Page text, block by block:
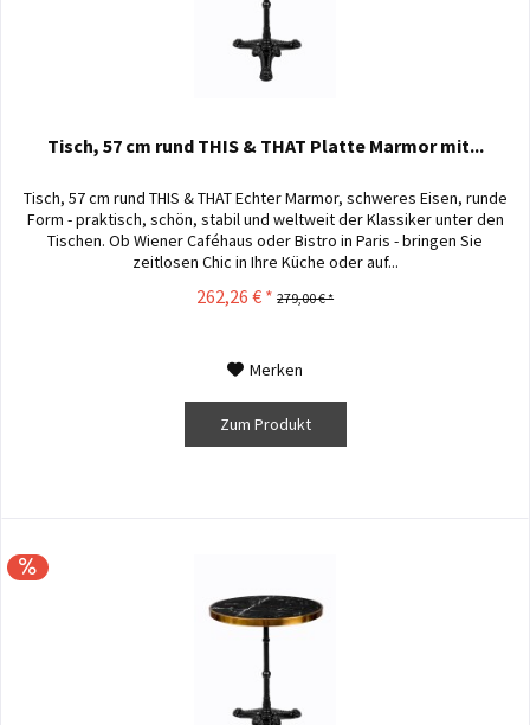
Tisch, 57 cm rund THIS & THAT Platte Marmor mit...
Tisch, 57 cm rund THIS & THAT Echter Marmor, schweres Eisen, runde
Form - praktisch, schön, stabil und weltweit der Klassiker unter den
Tischen. Ob Wiener Caféhaus oder Bistro in Paris - bringen Sie
zeitlosen Chic in Ihre Küche oder auf...
262,26 € * 279,00 € *
Merken
Zum Produkt